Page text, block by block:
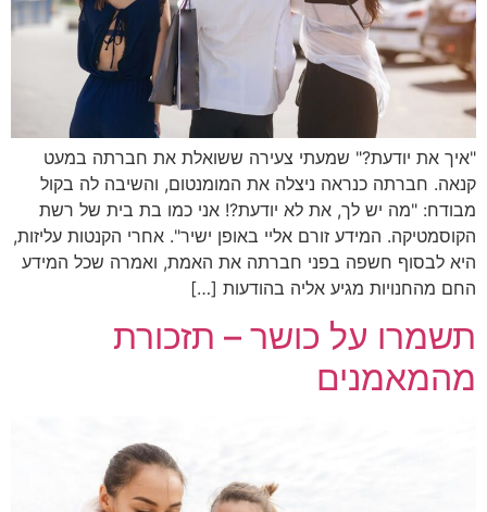
"איך את יודעת?" שמעתי צעירה ששואלת את חברתה במעט
קנאה. חברתה כנראה ניצלה את המומנטום, והשיבה לה בקול
מבודח: "מה יש לך, את לא יודעת?! אני כמו בת בית של רשת
הקוסמטיקה. המידע זורם אליי באופן ישיר". אחרי הקנטות עליזות,
היא לבסוף חשפה בפני חברתה את האמת, ואמרה שכל המידע
החם מהחנויות מגיע אליה בהודעות […]
תשמרו על כושר – תזכורת
מהמאמנים